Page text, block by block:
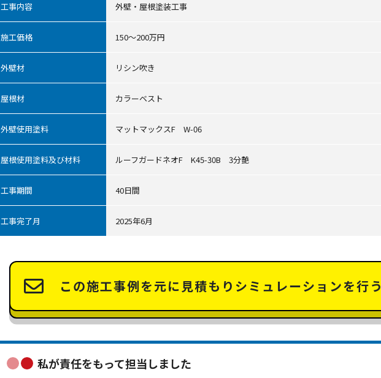
工事内容 外壁・屋根塗装工事
施工価格 150～200万円
外壁材 リシン吹き
屋根材 カラーベスト
外壁使用塗料 マットマックスF W-06
屋根使用塗料及び材料 ルーフガードネオF K45-30B 3分艶
工事期間 40日間
工事完了月 2025年6月
この施工事例を元に見積もりシミュレーションを行う
私が責任をもって担当しました